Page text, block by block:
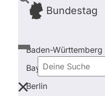
Bundestag
Baden-Württemberg
Bayern
Berlin
Deine
Suche